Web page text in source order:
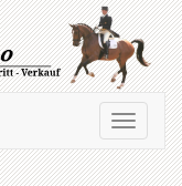
ein-/